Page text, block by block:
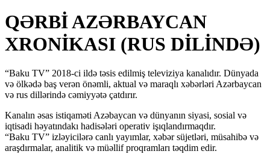
QƏRBİ AZƏRBAYCAN
XRONİKASI (RUS DİLİNDƏ)
“Baku TV” 2018-ci ildə təsis edilmiş televiziya kanalıdır. Dünyada
və ölkədə baş verən önəmli, aktual və maraqlı xəbərləri Azərbaycan
və rus dillərində cəmiyyətə çatdırır.
Kanalın əsas istiqaməti Azəbaycan və dünyanın siyasi, sosial və
iqtisadi həyatındakı hadisələri operativ işıqlandırmaqdır.
“Baku TV” izləyicilərə canlı yayımlar, xəbər süjetləri, müsahibə və
araşdırmalar, analitik və müəllif proqramları təqdim edir.